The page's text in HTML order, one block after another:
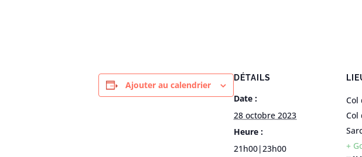
Ajouter au calendrier
DÉTAILS
Date :
28 octobre 2023
Heure :
21h00|23h00
Col
Col
+